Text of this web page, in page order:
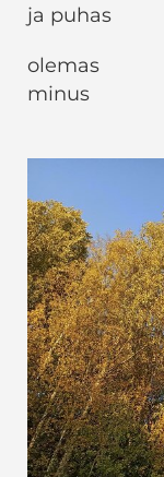
ja puhas
olemas
minus